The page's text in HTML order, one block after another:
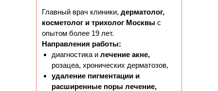
Главный врач клиники, дерматолог,
косметолог и трихолог Москвы с
опытом более 19 лет.
Направления работы:
диагностика и лечение акне,
розацеа, хронических дерматозов,
удаление пигментации и
расширенные поры лечение,